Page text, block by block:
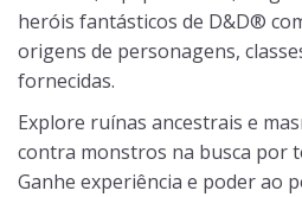
heróis fantásticos de D&D®
origens de personagens,
fornecidas.
Explore ruínas ancestrais e
contra monstros na busca por
Ganhe experiência e poder ao